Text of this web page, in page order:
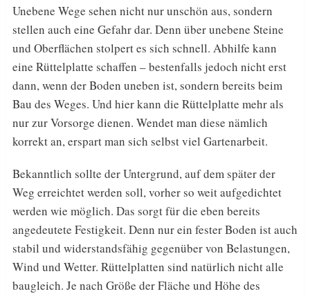
Unebene Wege sehen nicht nur unschön aus, sondern
stellen auch eine Gefahr dar. Denn über unebene Steine
und Oberflächen stolpert es sich schnell. Abhilfe kann
eine Rüttelplatte schaffen – bestenfalls jedoch nicht erst
dann, wenn der Boden uneben ist, sondern bereits beim
Bau des Weges. Und hier kann die Rüttelplatte mehr als
nur zur Vorsorge dienen. Wendet man diese nämlich
korrekt an, erspart man sich selbst viel Gartenarbeit.
Bekanntlich sollte der Untergrund, auf dem später der
Weg erreichtet werden soll, vorher so weit aufgedichtet
werden wie möglich. Das sorgt für die eben bereits
angedeutete Festigkeit. Denn nur ein fester Boden ist auch
stabil und widerstandsfähig gegenüber von Belastungen,
Wind und Wetter. Rüttelplatten sind natürlich nicht alle
baugleich. Je nach Größe der Fläche und Höhe des